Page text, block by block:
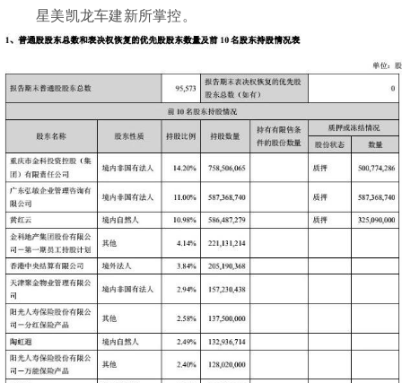
星美凯龙车建新所掌控。